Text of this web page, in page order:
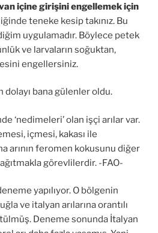
içine girişini engellemek için
teneke kesip takınız. Bu
uygulamadır. Böylece petek
ve larvaların soğuktan,
engellersiniz.
dolayı bana gülenler oldu.
‘nedimeleri’ olan işçi arılar var.
içmesi, kakası ile
arının feromen kokusunu diğer
görevlilerdir. -FAO-
yapılıyor. O bölgenin
ve italyan arılarına orantılı
Deneme sonunda İtalyan